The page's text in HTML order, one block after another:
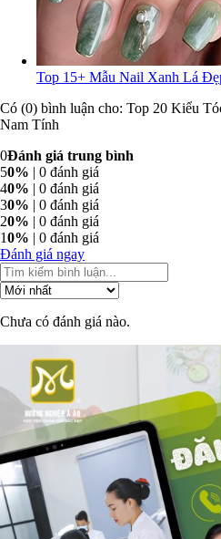
Top 15+ Mẫu Nail Xanh Lá
Có (0) bình luận cho: Top 20 Kiểu
Nam Tính
0Đánh giá trung bình
50% | 0 đánh giá
40% | 0 đánh giá
30% | 0 đánh giá
20% | 0 đánh giá
10% | 0 đánh giá
Đánh giá ngay
Chưa có đánh giá nào.